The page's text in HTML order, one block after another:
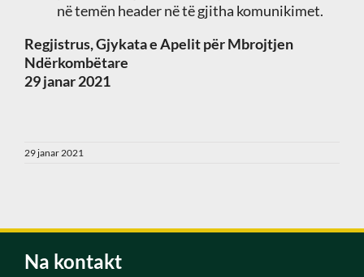
në temën header në të gjitha komunikimet.
Regjistrus, Gjykata e Apelit për Mbrojtjen
Ndërkombëtare
29 janar 2021
29 janar 2021
Na kontakt